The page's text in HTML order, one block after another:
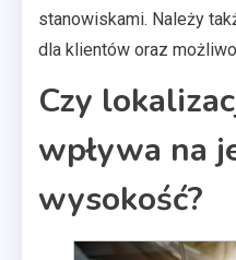
stanowiskami. Należy
dla klientów oraz
Czy
wpływa na
wysokość?